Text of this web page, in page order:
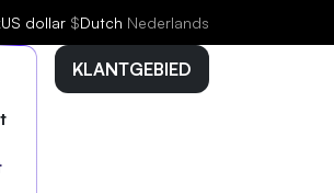
US dollar $Dutch Nederlands
KLANTGEBIED